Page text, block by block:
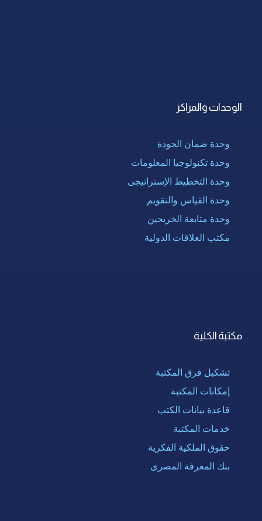
الوحدات والمراكز
وحدة ضمان الجودة
وحدة تكنولوجيا المعلومات
وحدة التخطيط الإستراتيجى
وحدة القياس والتقويم
وحدة متابعة الخريجين
مكتب العلاقات الدولية
مكتبة الكلية
تشكيل فرق المكتبة
إمكانات المكتبة
قاعدة بيانات الكتب
خدمات المكتبة
حقوق الملكية الفكرية
بنك المعرفة المصرى